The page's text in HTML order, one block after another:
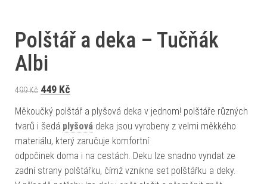
Polštář a deka – Tučňák
Albi
499Kč Původní cena byla: 499 Kč.
449 Kč
Měkoučký polštář a plyšová deka v jednom! polštáře různých
tvarů i šedá plyšová deka jsou vyrobeny z velmi měkkého
materiálu, který zaručuje komfortní
odpočinek doma i na cestách. Deku lze snadno vyndat ze
zadní strany polštářku, čímž vznikne set polštářku a deky.